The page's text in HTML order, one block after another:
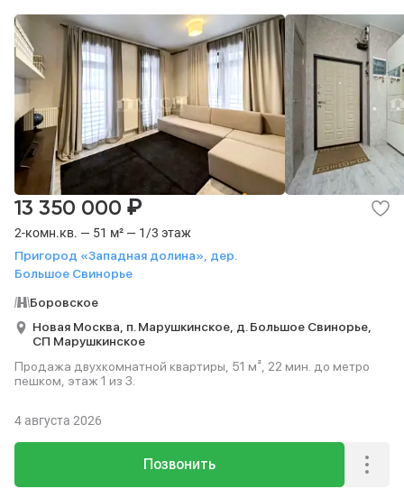
2-комн.кв. — 51 м² — 1/3 этаж
Пригород «Западная долина», дер.
Большое Свинорье
13 350 000 ₽
Боровское
Новая Москва, п. Марушкинское, д. Большое Свинорье,
СП Марушкинское
Продажа двухкомнатной квартиры, 51 м², 22 мин. до метро
пешком, этаж 1 из 3.
Позвонить
4 августа 2026